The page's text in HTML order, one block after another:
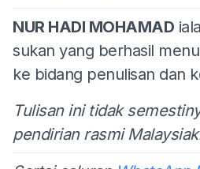
NUR HADI MOHAMAD
sukan yang berhasil
ke bidang penulisan dan
Tulisan ini tidak
pendirian rasmi